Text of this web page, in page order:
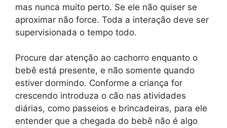
mas nunca muito perto. Se ele não quiser se
aproximar não force. Toda a interação deve ser
supervisionada o tempo todo.
Procure dar atenção ao cachorro enquanto o
bebê está presente, e não somente quando
estiver dormindo. Conforme a criança for
crescendo introduza o cão nas atividades
diárias, como passeios e brincadeiras, para ele
entender que a chegada do bebê não é algo